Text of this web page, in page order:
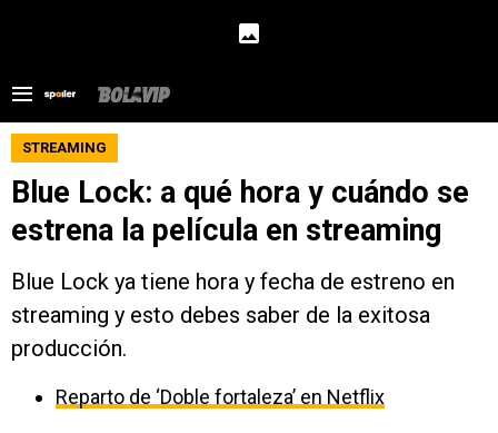
STREAMING
Blue Lock: a qué hora y cuándo se
estrena la película en streaming
Blue Lock ya tiene hora y fecha de estreno en
streaming y esto debes saber de la exitosa
producción.
Reparto de ‘Doble fortaleza’ en Netflix